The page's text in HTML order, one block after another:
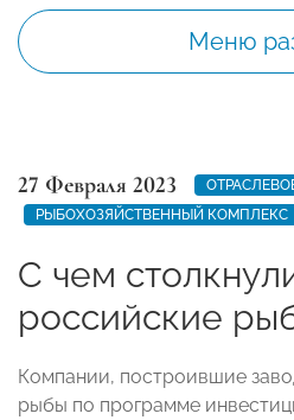
Меню
27 Февраля 2023
РЫБОХОЗЯЙСТВЕННЫЙ КОМПЛЕКС
С чем
российские
Компании, построившие
рыбы по программе